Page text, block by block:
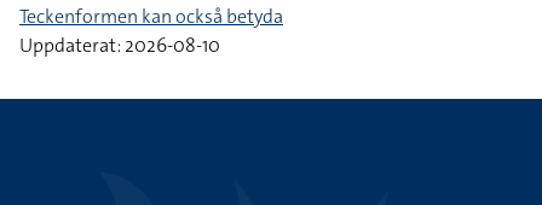
Teckenformen kan också betyda
Uppdaterat: 2026-08-10